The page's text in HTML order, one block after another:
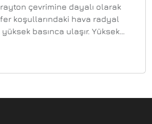
çevrimine dayalı olarak
koşullarındaki hava radyal
basınca ulaşır. Yüksek
yakıt püskürtülerek ateşlenir ve
eklenerek yüksek ısıya
çıkmış olur. Oluşan yüksek